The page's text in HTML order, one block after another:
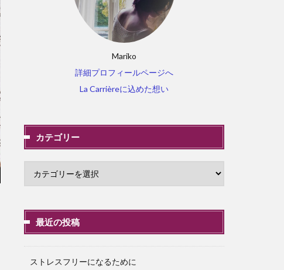
Mariko
詳細プロフィールページへ
La Carrièreに込めた想い
カテゴリー
最近の投稿
ストレスフリーになるために